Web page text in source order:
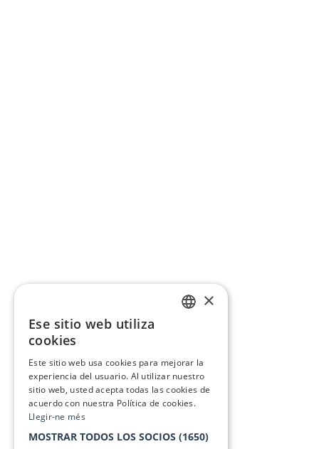
×
Ese sitio web utiliza
cookies
Este sitio web usa cookies para mejorar la
experiencia del usuario. Al utilizar nuestro
sitio web, usted acepta todas las cookies de
acuerdo con nuestra Política de cookies.
Llegir-ne més
MOSTRAR TODOS LOS SOCIOS (1650)